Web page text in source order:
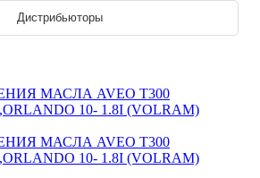
Дистрибьюторы